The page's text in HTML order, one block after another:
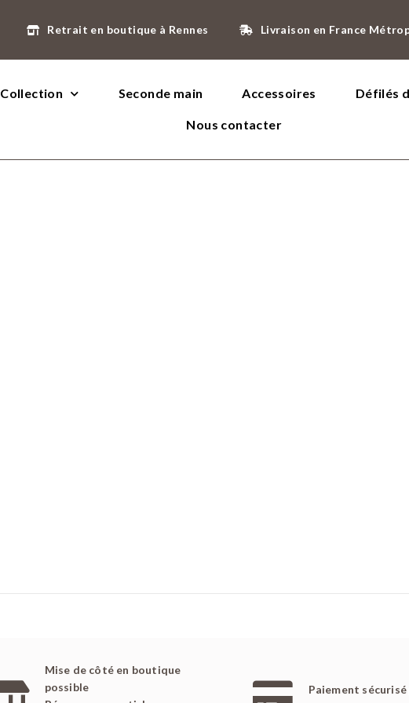
Retrait en boutique à Rennes Livraison en France
Collection Seconde main Accessoires Défilés
Nous contacter
Mise de côté en boutique
possible
Paiement